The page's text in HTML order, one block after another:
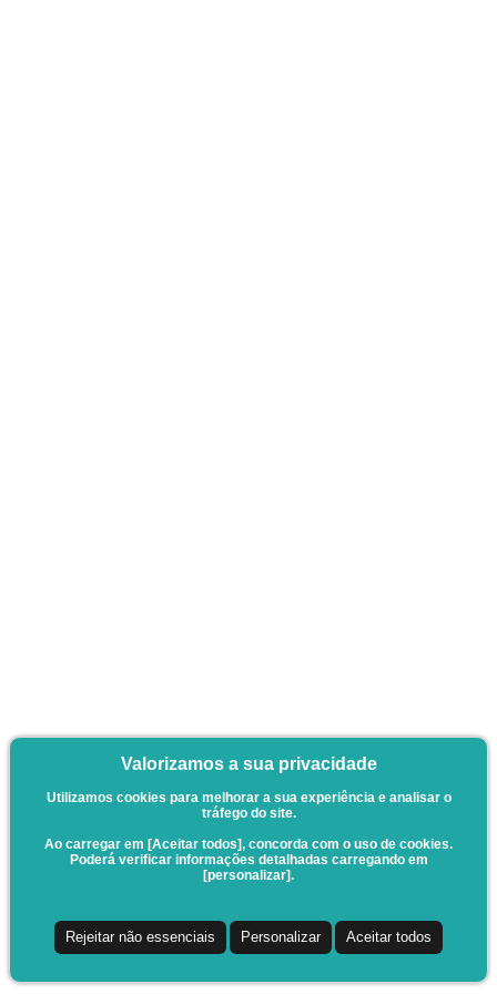
Valorizamos a sua privacidade
Utilizamos cookies para melhorar a sua experiência e analisar o
tráfego do site.
Ao carregar em [Aceitar todos], concorda com o uso de cookies.
Poderá verificar informações detalhadas carregando em
[personalizar].
Rejeitar não essenciais Personalizar Aceitar todos